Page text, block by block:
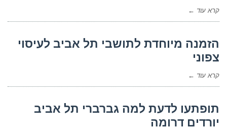
קרא עוד ←
הזמנה מיוחדת לתושבי תל אביב לעיסוי
צפוני
קרא עוד ←
תופתעו לדעת למה גברברי תל אביב
יורדים דרומה